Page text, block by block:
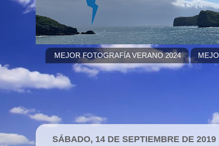
MEJOR FOTOGRAFÍA VERANO 2024
SÁBADO, 14 DE SEPTIEMBRE DE 2019